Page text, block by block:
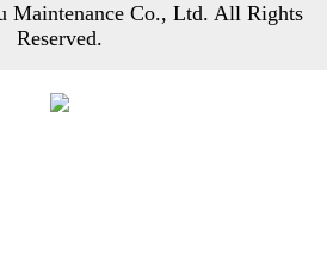
Co., Ltd. All Rights
Reserved.